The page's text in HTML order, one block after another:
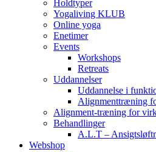
Holdtyper
Yogaliving KLUB
Online yoga
Enetimer
Events
Workshops
Retreats
Uddannelser
Uddannelse i
Alignmenttræning
Alignment-træning for
Behandlinger
A.L.T –
Webshop